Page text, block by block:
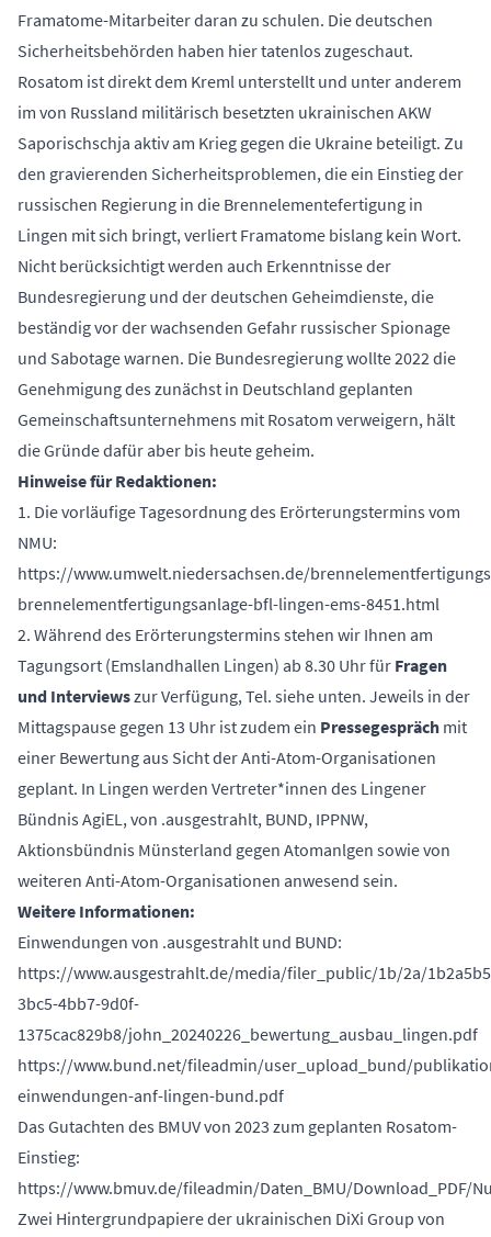
Framatome-Mitarbeiter daran zu schulen. Die deutschen
Sicherheitsbehörden haben hier tatenlos zugeschaut.
Rosatom ist direkt dem Kreml unterstellt und unter anderem
im von Russland militärisch besetzten ukrainischen AKW
Saporischschja aktiv am Krieg gegen die Ukraine beteiligt. Zu
den gravierenden Sicherheitsproblemen, die ein Einstieg der
russischen Regierung in die Brennelementefertigung in
Lingen mit sich bringt, verliert Framatome bislang kein Wort.
Nicht berücksichtigt werden auch Erkenntnisse der
Bundesregierung und der deutschen Geheimdienste, die
beständig vor der wachsenden Gefahr russischer Spionage
und Sabotage warnen. Die Bundesregierung wollte 2022 die
Genehmigung des zunächst in Deutschland geplanten
Gemeinschafts­unternehmens mit Rosatom verweigern, hält
die Gründe dafür aber bis heute geheim.
Hinweise für Redaktionen:
1. Die vorläufige Tagesordnung des Erörterungstermins vom
NMU:
https://www.umwelt.niedersachsen.de/
brennelementfertigungsanlage-bfl-lingen-ems-8451.html
2. Während des Erörterungstermins stehen wir Ihnen am
Tagungsort (Emslandhallen Lingen) ab 8.30 Uhr für Fragen
und Interviewszur Verfügung, Tel. siehe unten. Jeweils in der
Mittagspause gegen 13 Uhr ist zudem ein Pressegespräch mit
einer Bewertung aus Sicht der Anti-Atom-Organisationen
geplant. In Lingen werden Vertreter*innen des Lingener
Bündnis AgiEL, von .ausgestrahlt, BUND, IPPNW,
Aktionsbündnis Münsterland gegen Atomanlgen sowie von
weiteren Anti-Atom-Organisationen anwesend sein.
Weitere Informationen:
Einwendungen von .ausgestrahlt und BUND:
https://www.ausgestrahlt.de/media/filer_public/1b/2a/
3bc5-4bb7-9d0f-
1375cac829b8/john_20240226_bewertung_ausbau_lingen.pdf
https://www.bund.net/fileadmin/user_upload_bund/
einwendungen-anf-lingen-bund.pdf
Das Gutachten des BMUV von 2023 zum geplanten Rosatom-
Einstieg:
https://www.bmuv.de/fileadmin/Daten_BMU/Download_PDF/
Zwei Hintergrundpapiere der ukrainischen DiXi Group von